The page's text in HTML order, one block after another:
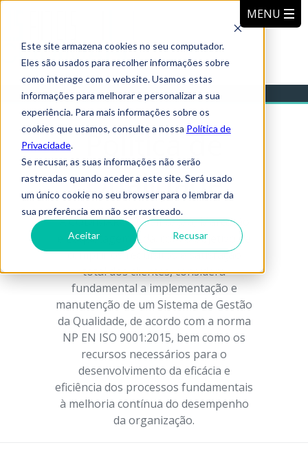
Este site armazena cookies no seu computador.
Eles são usados para recolher informações sobre
como interage com o website. Usamos estas
informações para melhorar e personalizar a sua
experiência. Para mais informações sobre os
cookies que usamos, consulte a nossa Política de
Privacidade.
Se recusar, as suas informações não serão
rastreadas quando aceder a este site. Será usado
um único cookie no seu browser para o lembrar da
sua preferência em não ser rastreado.
Aceitar Recusar
Política de
Qualidade
A CODIMARC - Codificação, Marcação
e Etiquetagem, Lda. com o objetivo de
cumprir os requisitos e satisfação
total dos clientes, considera
fundamental a implementação e
manutenção de um Sistema de Gestão
da Qualidade, de acordo com a norma
NP EN ISO 9001:2015, bem como os
recursos necessários para o
desenvolvimento da eficácia e
eficiência dos processos fundamentais
à melhoria contínua do desempenho
da organização.